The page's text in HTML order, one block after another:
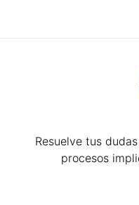
Resuelve tus
procesos